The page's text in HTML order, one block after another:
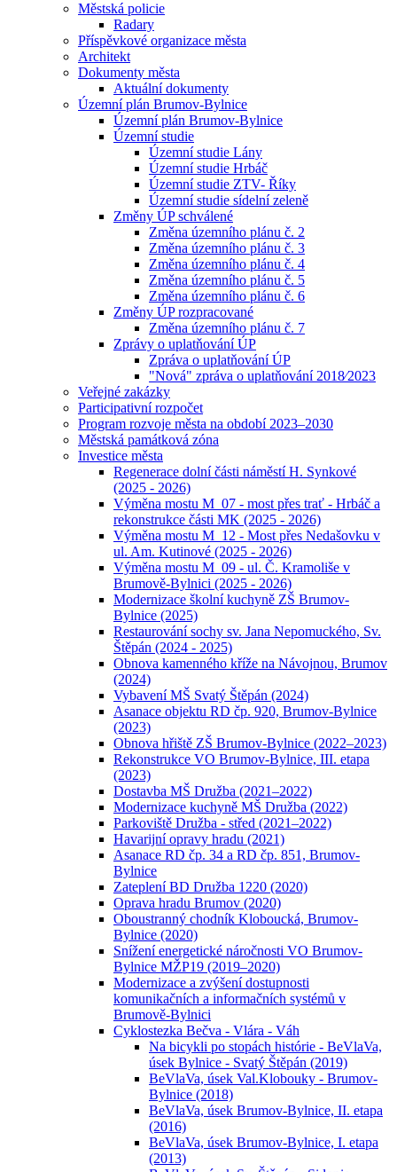
Městská policie
Radary
Příspěvkové organizace města
Architekt
Dokumenty města
Aktuální dokumenty
Územní plán Brumov-Bylnice
Územní plán Brumov-Bylnice
Územní studie
Územní studie Lány
Územní studie Hrbáč
Územní studie ZTV- Říky
Územní studie sídelní zeleně
Změny ÚP schválené
Změna územního plánu č. 2
Změna územního plánu č. 3
Změna územního plánu č. 4
Změna územního plánu č. 5
Změna územního plánu č. 6
Změny ÚP rozpracované
Změna územního plánu č. 7
Zprávy o uplatňování ÚP
Zpráva o uplatňování ÚP
"Nová" zpráva o uplatňování 2018⁄2023
Veřejné zakázky
Participativní rozpočet
Program rozvoje města na období 2023–2030
Městská památková zóna
Investice města
Regenerace dolní části náměstí H. Synkové
(2025 - 2026)
Výměna mostu M_07 - most přes trať - Hrbáč a
rekonstrukce části MK (2025 - 2026)
Výměna mostu M_12 - Most přes Nedašovku v
ul. Am. Kutinové (2025 - 2026)
Výměna mostu M_09 - ul. Č. Kramoliše v
Brumově-Bylnici (2025 - 2026)
Modernizace školní kuchyně ZŠ Brumov-
Bylnice (2025)
Restaurování sochy sv. Jana Nepomuckého, Sv.
Štěpán (2024 - 2025)
Obnova kamenného kříže na Návojnou, Brumov
(2024)
Vybavení MŠ Svatý Štěpán (2024)
Asanace objektu RD čp. 920, Brumov-Bylnice
(2023)
Obnova hřiště ZŠ Brumov-Bylnice (2022–2023)
Rekonstrukce VO Brumov-Bylnice, III. etapa
(2023)
Dostavba MŠ Družba (2021–2022)
Modernizace kuchyně MŠ Družba (2022)
Parkoviště Družba - střed (2021–2022)
Havarijní opravy hradu (2021)
Asanace RD čp. 34 a RD čp. 851, Brumov-
Bylnice
Zateplení BD Družba 1220 (2020)
Oprava hradu Brumov (2020)
Oboustranný chodník Kloboucká, Brumov-
Bylnice (2020)
Snížení energetické náročnosti VO Brumov-
Bylnice MŽP19 (2019–2020)
Modernizace a zvýšení dostupnosti
komunikačních a informačních systémů v
Brumově-Bylnici
Cyklostezka Bečva - Vlára - Váh
Na bicykli po stopách histórie - BeVlaVa,
úsek Bylnice - Svatý Štěpán (2019)
BeVlaVa, úsek Val.Klobouky - Brumov-
Bylnice (2018)
BeVlaVa, úsek Brumov-Bylnice, II. etapa
(2016)
BeVlaVa, úsek Brumov-Bylnice, I. etapa
(2013)